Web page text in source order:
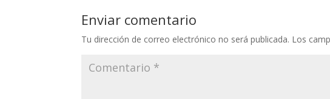
Enviar comentario
Tu dirección de correo electrónico no será publicada. Los